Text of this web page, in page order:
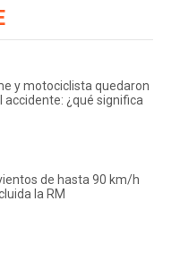
y motociclista quedaron
accidente: ¿qué significa
de hasta 90 km/h
la RM